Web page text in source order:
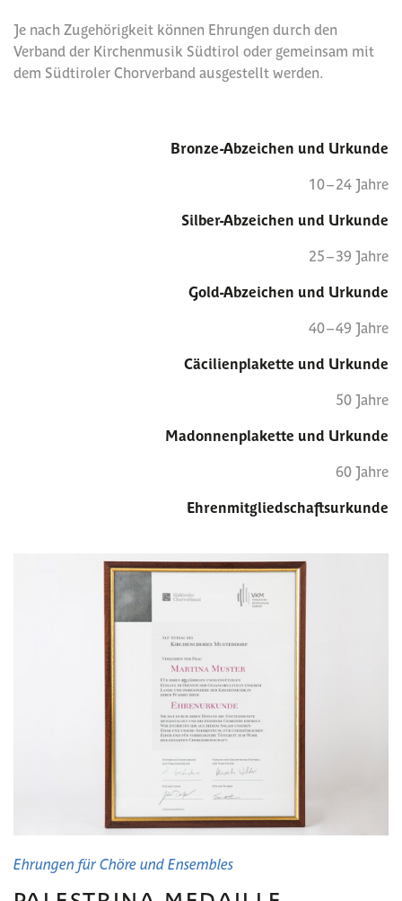
Je nach Zugehörigkeit können Ehrungen durch den
Verband der Kirchenmusik Südtirol oder gemeinsam mit
dem Südtiroler Chorverband ausgestellt werden.
Bronze-Abzeichen und Urkunde
10 – 24 Jahre
Silber-Abzeichen und Urkunde
25 – 39 Jahre
Gold-Abzeichen und Urkunde
40 – 49 Jahre
Cäcilienplakette und Urkunde
50 Jahre
Madonnenplakette und Urkunde
60 Jahre
Ehrenmitgliedschaftsurkunde
Ehrungen für Chöre und Ensembles